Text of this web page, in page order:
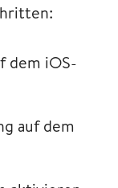
dem iOS-
auf dem